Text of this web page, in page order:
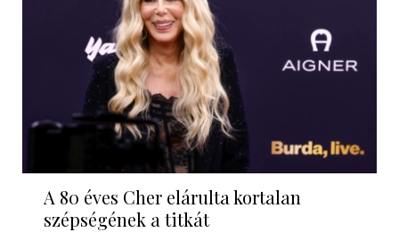
A 80 éves Cher elárulta kortalan
szépségének a titkát